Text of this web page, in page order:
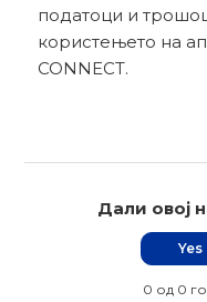
податоци и
користењето на
CONNECT.
Дали овој
Yes
0 од 0